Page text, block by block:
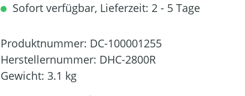
Sofort verfügbar, Lieferzeit: 2 - 5 Tage
Produktnummer: DC-100001255
Herstellernummer: DHC-2800R
Gewicht: 3.1 kg